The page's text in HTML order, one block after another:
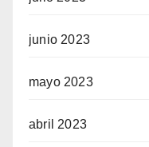
junio 2023
mayo 2023
abril 2023